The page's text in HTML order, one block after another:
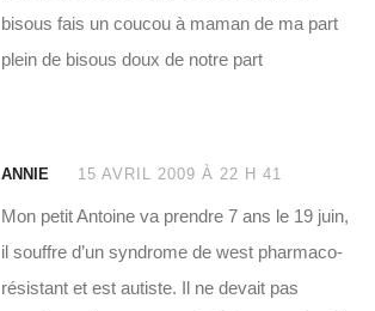
bisous fais un coucou à maman de ma part
plein de bisous doux de notre part
ANNIE 15 AVRIL 2009 À 22 H 41
Mon petit Antoine va prendre 7 ans le 19 juin,
il souffre d’un syndrome de west pharmaco-
résistant et est autiste. Il ne devait pas